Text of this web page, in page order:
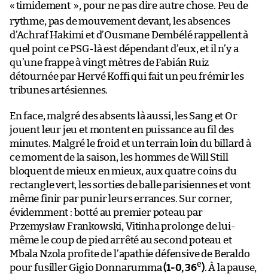
«timidement », pour ne pas dire autre chose. Peu de
rythme, pas de mouvement devant, les absences
d’Achraf Hakimi et d’Ousmane Dembélé rappellent à
quel point ce PSG-là est dépendant d’eux, et il n’y a
qu’une frappe à vingt mètres de Fabián Ruiz
détournée par Hervé Koffi qui fait un peu frémir les
tribunes artésiennes.
En face, malgré des absents là aussi, les Sang et Or
jouent leur jeu et montent en puissance au fil des
minutes. Malgré le froid et un terrain loin du billard à
ce moment de la saison, les hommes de Will Still
bloquent de mieux en mieux, aux quatre coins du
rectangle vert, les sorties de balle parisiennes et vont
même finir par punir leurs errances. Sur corner,
évidemment : botté au premier poteau par
Przemysław Frankowski, Vitinha prolonge de lui-
même le coup de pied arrêté au second poteau et
Mbala Nzola profite de l’apathie défensive de Beraldo
pour fusiller Gigio Donnarumma(1-0, 36e). À la pause,